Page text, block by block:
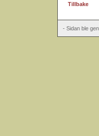
Tillbake
- Sidan ble